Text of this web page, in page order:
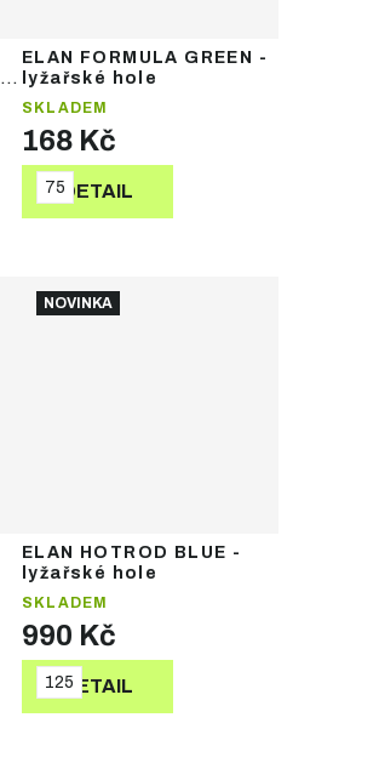
ELAN FORMULA GREEN -
lyžařské hole
SKLADEM
168 Kč
DETAIL
75
NOVINKA
ELAN HOTROD BLUE -
lyžařské hole
SKLADEM
990 Kč
DETAIL
125